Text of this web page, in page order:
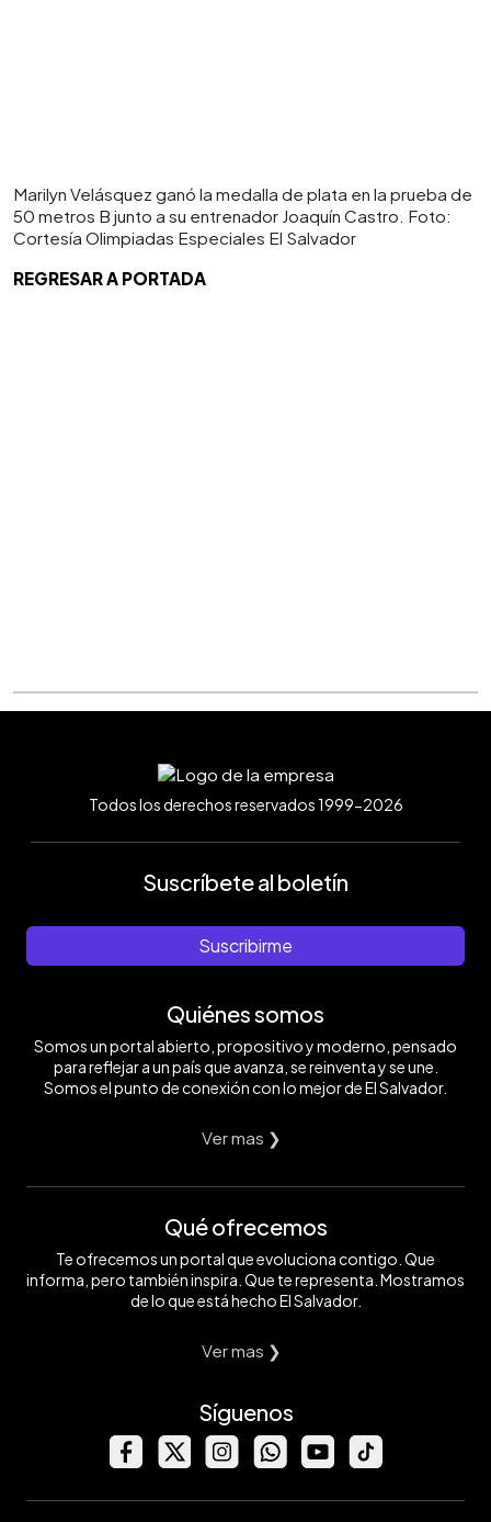
Marilyn Velásquez ganó la medalla de plata en la prueba de
50 metros B junto a su entrenador Joaquín Castro. Foto:
Cortesía Olimpiadas Especiales El Salvador
REGRESAR A PORTADA
Todos los derechos reservados 1999-2026
Suscríbete al boletín
Suscribirme
Quiénes somos
Somos un portal abierto, propositivo y moderno, pensado
para reflejar a un país que avanza, se reinventa y se une.
Somos el punto de conexión con lo mejor de El Salvador.
Ver mas ❯
Qué ofrecemos
Te ofrecemos un portal que evoluciona contigo. Que
informa, pero también inspira. Que te representa. Mostramos
de lo que está hecho El Salvador.
Ver mas ❯
Síguenos